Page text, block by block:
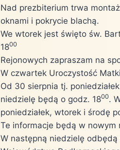
Nad prezbiterium trwa
oknami i pokrycie blachą.
We wtorek jest święto św.
1800
Rejonowych zapraszam na
W czwartek Uroczystość
Od 30 sierpnia tj.
niedzielę będą o godz. 1800.
poniedziałek, wtorek i środę
Te informacje będą w nowym
W następną niedzielę